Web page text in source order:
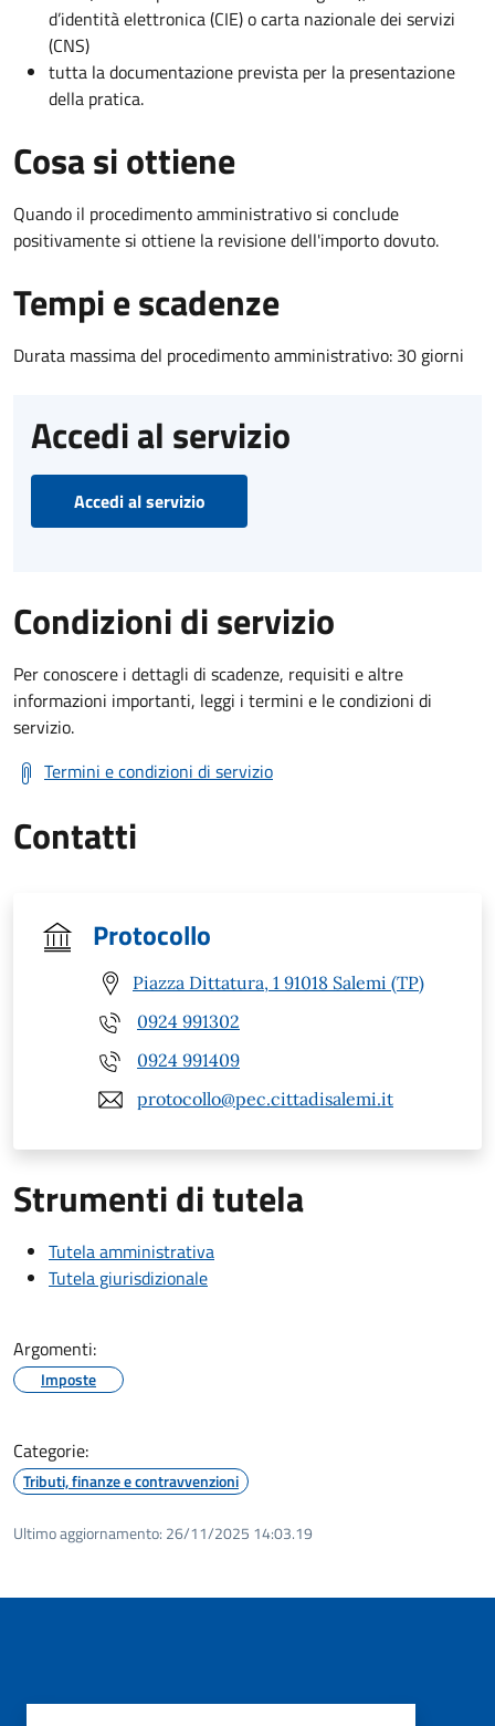
d’identità elettronica (CIE) o carta nazionale dei servizi
(CNS)
tutta la documentazione prevista per la presentazione
della pratica.
Cosa si ottiene
Quando il procedimento amministrativo si conclude
positivamente si ottiene la revisione dell'importo dovuto.
Tempi e scadenze
Durata massima del procedimento amministrativo: 30 giorni
Accedi al servizio
Accedi al servizio
Condizioni di servizio
Per conoscere i dettagli di scadenze, requisiti e altre
informazioni importanti, leggi i termini e le condizioni di
servizio.
Termini e condizioni di servizio
Contatti
Protocollo
Piazza Dittatura, 1 91018 Salemi (TP)
0924 991302
0924 991409
protocollo@pec.cittadisalemi.it
Strumenti di tutela
Tutela amministrativa
Tutela giurisdizionale
Argomenti:
Imposte
Categorie:
Tributi, finanze e contravvenzioni
Ultimo aggiornamento: 26/11/2025 14:03.19